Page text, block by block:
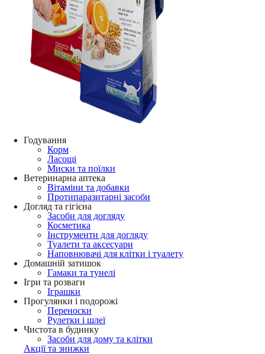
Годування
Корм
Ласощі
Миски та поїлки
Ветеринарна аптека
Вітаміни та добавки
Протипаразитарні засоби
Догляд та гігієна
Засоби для догляду
Косметика
Інструменти для догляду
Туалети та аксесуари
Наповнювачі для клітки і туалету
Домашній затишок
Гамаки та тунелі
Ігри та розваги
Іграшки
Прогулянки і подорожі
Переноски
Рулетки і шлеї
Чистота в будинку
Засоби для дому та клітки
Акції та знижки